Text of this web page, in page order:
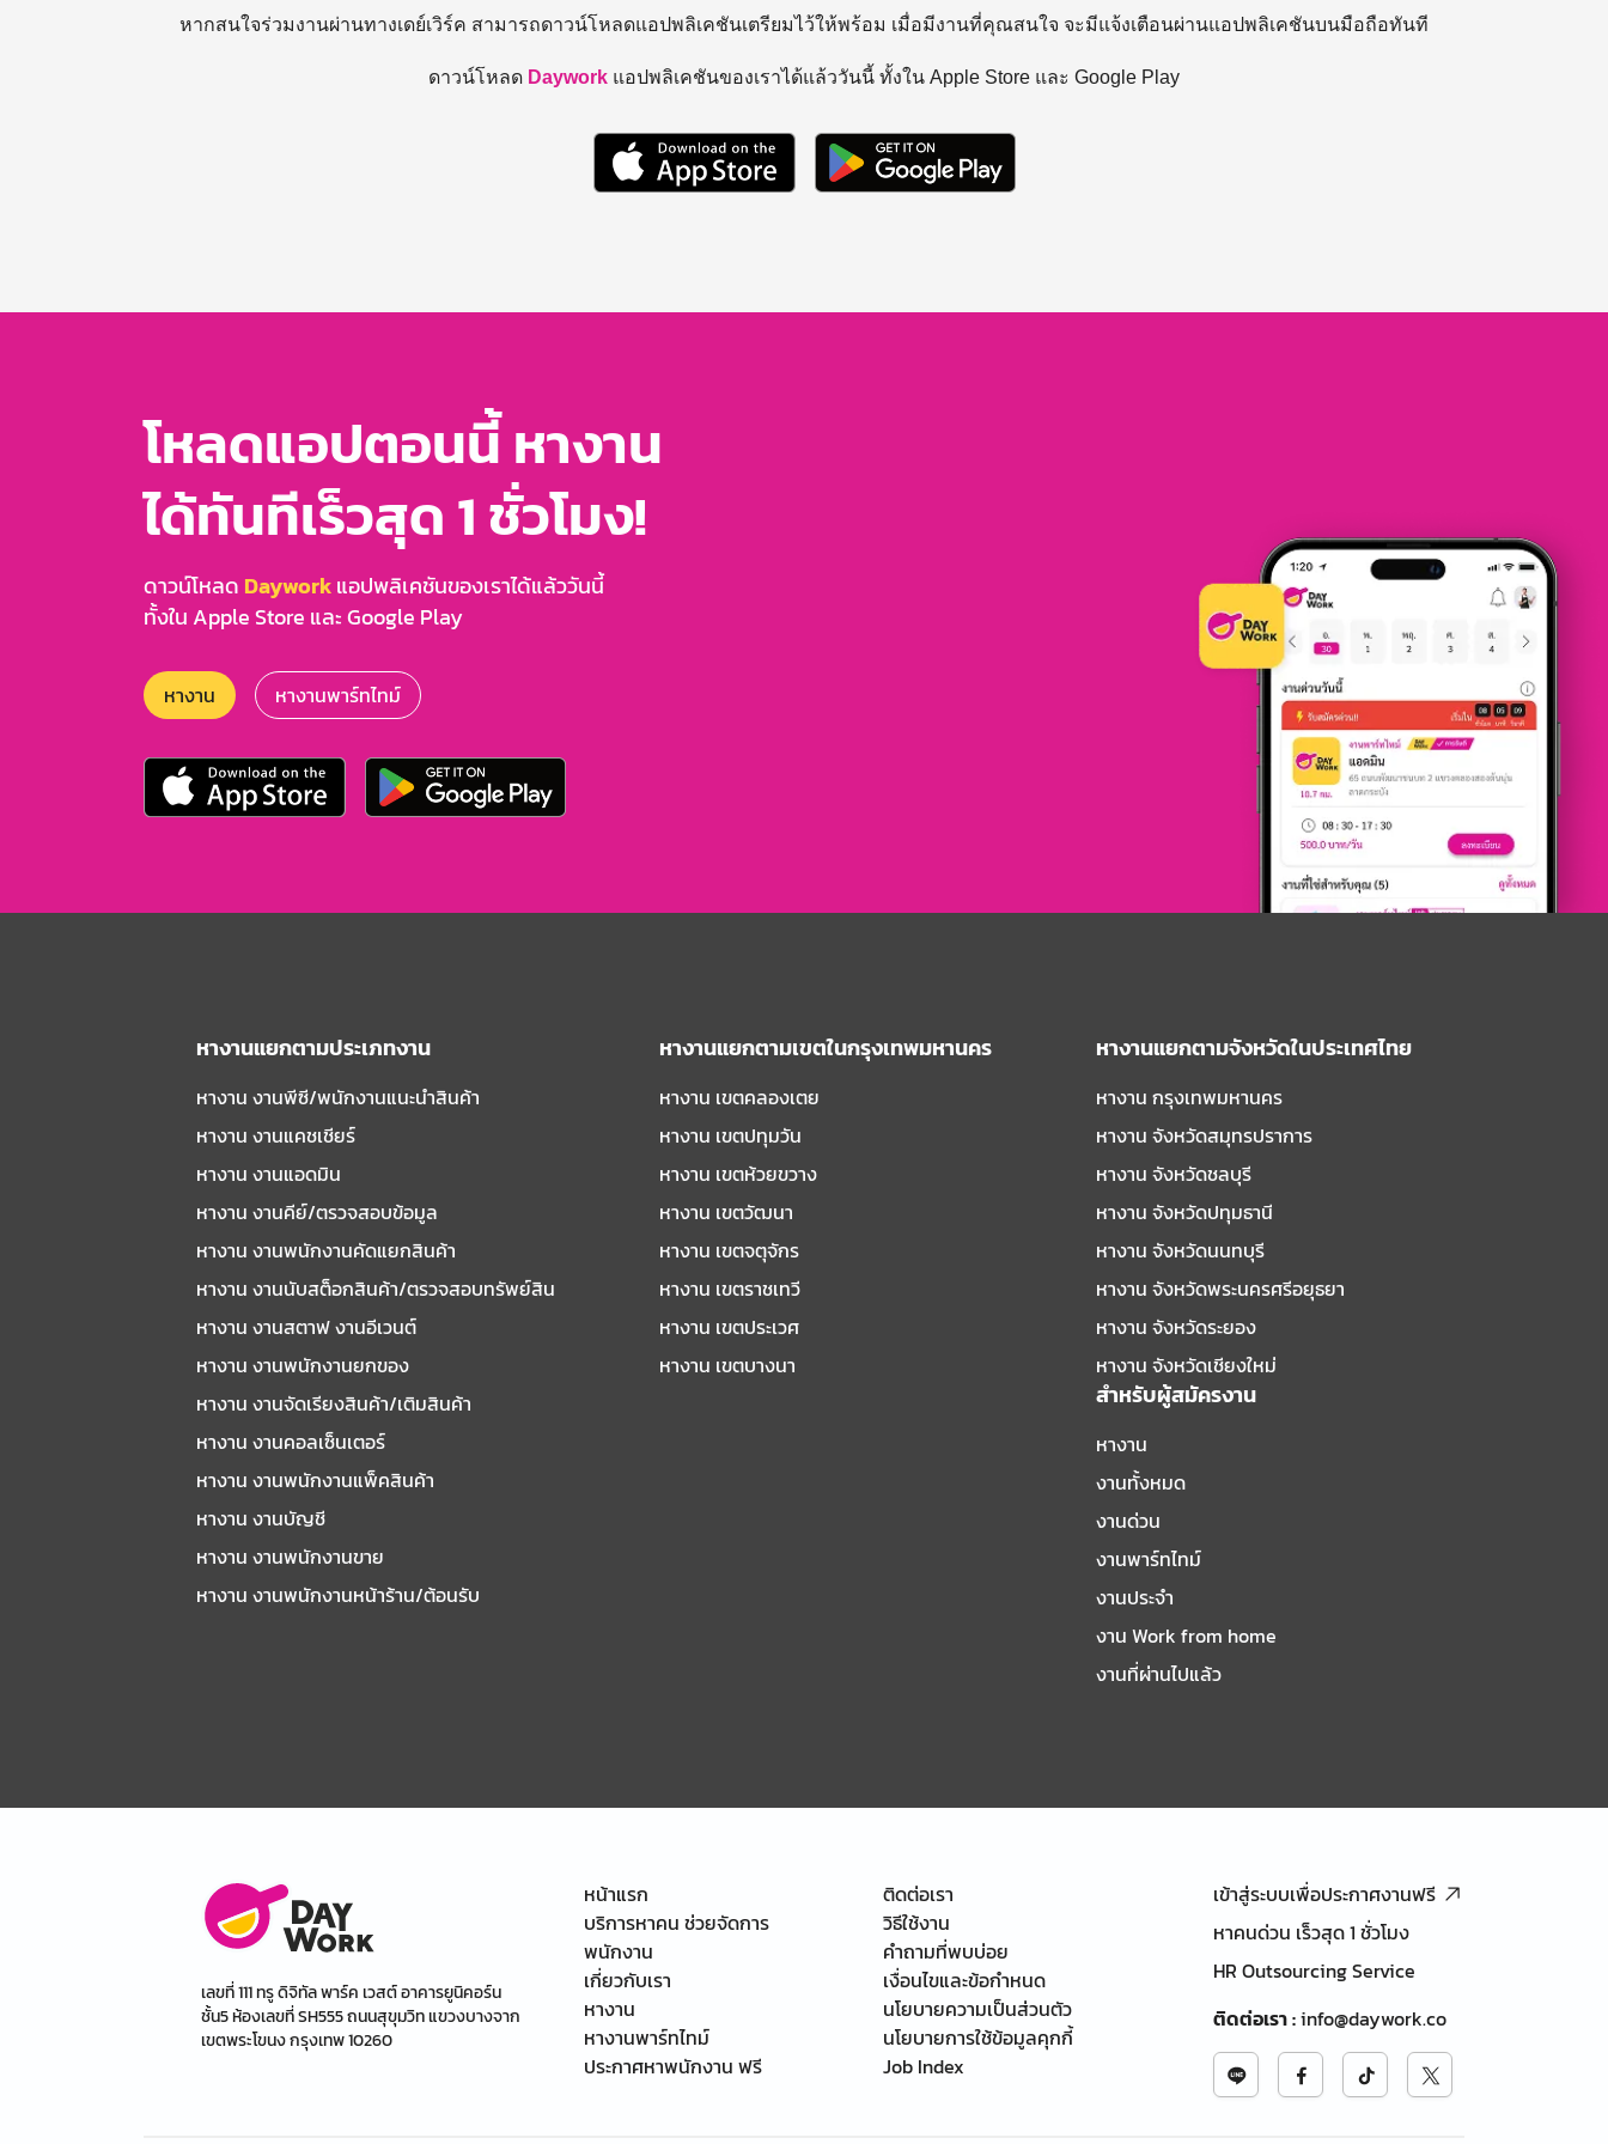
หากสนใจร่วมงานผ่านทางเดย์เวิร์ค สามารถดาวน์โหลดแอปพลิเคชันเตรียมไว้ให้พร้อม เมื่อมีงานที่คุณสนใจ จะมีแจ้งเตือนผ่านแอปพลิเคชันบนมือถือทันที
ดาวน์โหลด Daywork แอปพลิเคชันของเราได้แล้ววันนี้ ทั้งใน Apple Store และ Google Play
โหลดแอปตอนนี้ หางาน
ได้ทันทีเร็วสุด 1 ชั่วโมง!
ดาวน์โหลด Dayworkแอปพลิเคชันของเราได้แล้ววันนี้
ทั้งใน Apple Store และ Google Play
หางาน หางานพาร์ทไทม์
หางานแยกตามประเภทงาน
หางาน งานพีซี/พนักงานแนะนําสินค้า
หางาน งานแคชเชียร์
หางาน งานแอดมิน
หางาน งานคีย์/ตรวจสอบข้อมูล
หางาน งานพนักงานคัดแยกสินค้า
หางาน งานนับสต็อกสินค้า/ตรวจสอบทรัพย์สิน
หางาน งานสตาฟ งานอีเวนต์
หางาน งานพนักงานยกของ
หางาน งานจัดเรียงสินค้า/เติมสินค้า
หางาน งานคอลเซ็นเตอร์
หางาน งานพนักงานแพ็คสินค้า
หางาน งานบัญชี
หางาน งานพนักงานขาย
หางาน งานพนักงานหน้าร้าน/ต้อนรับ
หางานแยกตามเขตในกรุงเทพมหานคร
หางาน เขตคลองเตย
หางาน เขตปทุมวัน
หางาน เขตห้วยขวาง
หางาน เขตวัฒนา
หางาน เขตจตุจักร
หางาน เขตราชเทวี
หางาน เขตประเวศ
หางาน เขตบางนา
หางานแยกตามจังหวัดในประเทศไทย
หางาน กรุงเทพมหานคร
หางาน จังหวัดสมุทรปราการ
หางาน จังหวัดชลบุรี
หางาน จังหวัดปทุมธานี
หางาน จังหวัดนนทบุรี
หางาน จังหวัดพระนครศรีอยุธยา
หางาน จังหวัดระยอง
หางาน จังหวัดเชียงใหม่
สำหรับผู้สมัครงาน
หางาน
งานทั้งหมด
งานด่วน
งานพาร์ทไทม์
งานประจำ
งาน Work from home
งานที่ผ่านไปแล้ว
เลขที่ 111 ทรู ดิจิทัล พาร์ค เวสต์ อาคารยูนิคอร์น
ชั้น5 ห้องเลขที่ SH555 ถนนสุขุมวิท แขวงบางจาก
เขตพระโขนง กรุงเทพ 10260
หน้าแรก
บริการหาคน ช่วยจัดการ
พนักงาน
เกี่ยวกับเรา
หางาน
หางานพาร์ทไทม์
ประกาศหาพนักงาน ฟรี
ติดต่อเรา
วิธีใช้งาน
คำถามที่พบบ่อย
เงื่อนไขและข้อกำหนด
นโยบายความเป็นส่วนตัว
นโยบายการใช้ข้อมูลคุกกี้
Job Index
เข้าสู่ระบบเพื่อประกาศงานฟรี
หาคนด่วน เร็วสุด 1 ชั่วโมง
HR Outsourcing Service
ติดต่อเรา:info@daywork.co